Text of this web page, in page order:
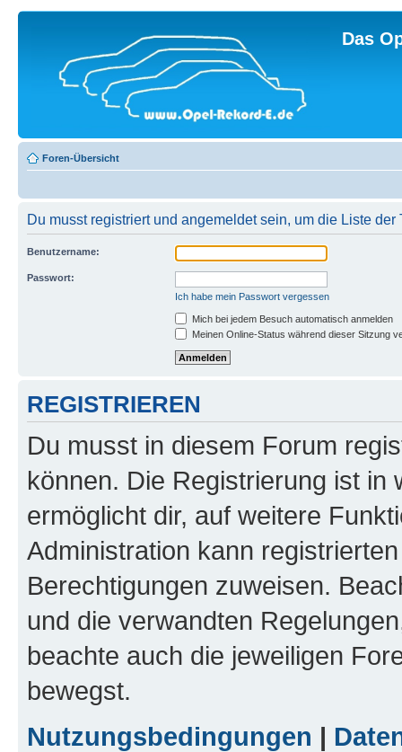
Das
Foren-Übersicht
Du musst registriert und angemeldet sein, um die Liste
Benutzername:
Passwort:
Ich habe mein Passwort vergessen
Mich bei jedem Besuch automatisch anmelden
Meinen Online-Status während dieser Sitzung
REGISTRIEREN
Du musst in diesem Forum
können. Die Registrierung ist in
ermöglicht dir, auf weitere
Administration kann
Berechtigungen zuweisen.
und die verwandten
beachte auch die jeweiligen
bewegst.
Nutzungsbedingungen |